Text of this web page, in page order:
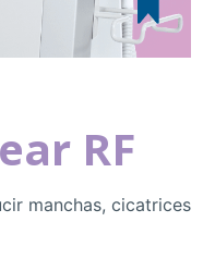
RF
manchas, cicatrices